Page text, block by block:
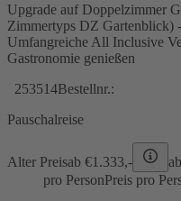
Upgrade auf Doppelzimmer
Zimmertyps DZ Gartenblick)
Umfangreiche All Inclusive
Gastronomie genießen
253514Bestellnr.:
Pauschalreise
Alter Preisab €1.333,-
pro PersonPreis pro